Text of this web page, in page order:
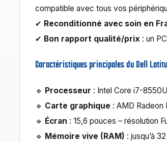
compatible avec tous vos
✔ Reconditionné avec soin en
✔ Bon rapport qualité/prix : un
Caractéristiques principales du Dell
🔹 Processeur : Intel Core i7-
🔹 Carte graphique : AMD
🔹 Écran : 15,6 pouces – résolution
🔹 Mémoire vive (RAM) : jusqu’à